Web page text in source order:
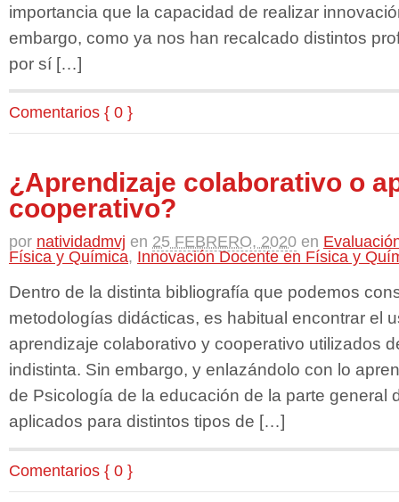
importancia que la capacidad de realizar
embargo, como ya nos han recalcado distintos
por sí […]
Comentarios { 0 }
¿Aprendizaje colaborativo o
cooperativo?
por natividadmvj en 25 FEBRERO, 2020 en
Física y Química, Innovación Docente en Física y
Dentro de la distinta bibliografía que podemos
metodologías didácticas, es habitual encontrar el
aprendizaje colaborativo y cooperativo utilizados
indistinta. Sin embargo, y enlazándolo con lo
de Psicología de la educación de la parte general
aplicados para distintos tipos de […]
Comentarios { 0 }